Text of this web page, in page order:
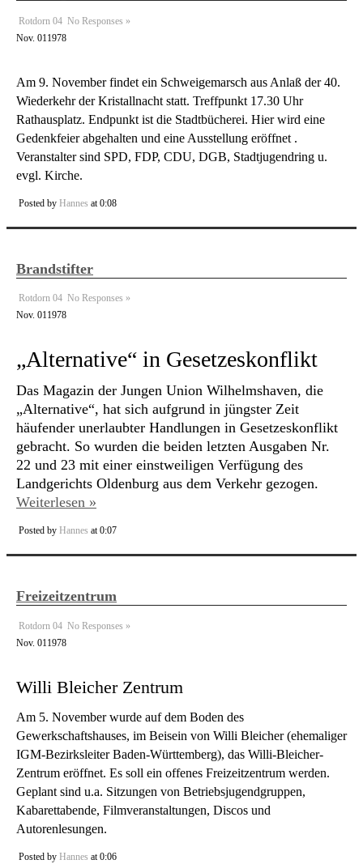
Rotdorn 04 No Responses »
Nov. 01 1978
Am 9. November findet ein Schweigemarsch aus Anlaß der 40.
Wiederkehr der Kristallnacht statt. Treffpunkt 17.30 Uhr
Rathausplatz. Endpunkt ist die Stadtbücherei. Hier wird eine
Gedenkfeier abgehalten und eine Ausstellung eröffnet .
Veranstalter sind SPD, FDP, CDU, DGB, Stadtjugendring u.
evgl. Kirche.
Posted by Hannes at 0:08
Brandstifter
Rotdorn 04 No Responses »
Nov. 011978
„Alternative“ in Gesetzeskonflikt
Das Magazin der Jungen Union Wilhelmshaven, die
„Alternative“, hat sich aufgrund in jüngster Zeit
häufender unerlaubter Handlungen in Gesetzeskonflikt
gebracht. So wurden die beiden letzten Ausgaben Nr.
22 und 23 mit einer einstweiligen Verfügung des
Landgerichts Oldenburg aus dem Verkehr gezogen.
Weiterlesen »
Posted by Hannes at 0:07
Freizeitzentrum
Rotdorn 04 No Responses »
Nov. 011978
Willi Bleicher Zentrum
Am 5. November wurde auf dem Boden des
Gewerkschaftshauses, im Beisein von Willi Bleicher (ehemaliger
IGM-Bezirksleiter Baden-Württemberg), das Willi-Bleicher-
Zentrum eröffnet. Es soll ein offenes Freizeitzentrum werden.
Geplant sind u.a. Sitzungen von Betriebsjugendgruppen,
Kabarettabende, Filmveranstaltungen, Discos und
Autorenlesungen.
Posted by Hannes at 0:06